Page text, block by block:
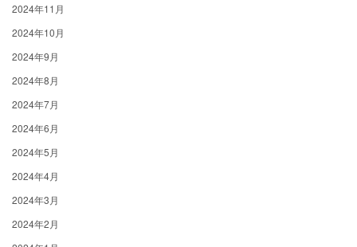
2024年11月
2024年10月
2024年9月
2024年8月
2024年7月
2024年6月
2024年5月
2024年4月
2024年3月
2024年2月